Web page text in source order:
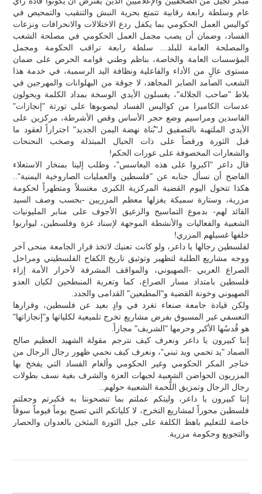
عام وسلطة رابعة رقابية تتمتع بحرية النبش والتنقيب والتمحيص في
كواليس العمل الحكومي بما يكفل ردع الاختلالات والانحرافات ونزعات
الفساد، وضمان أن يصب مجمل العمل الحكومي في مصلحة الشعب
والمصلحة العامة للبلد... سلطة رابعة تراقب الحكومة ومجمل
المؤسسات العامة والخاصة، بناظم وطني قوامه الحرص على ضمان
مستوى عالٍ من الأداء والفاعلية ونظافة اليد الرسمية، في خدمة هذا
الشعب الصامد الصابر المجاهد، لا جوقة من البهلوانات والمهرجين في
بلاط "صاحب الجلالة"، يغسلون الأيدي الوسخة بمداد الكلمة ويحولون
عدسات الكاميرا من كواليس الفساد ليصوبوها على تورتة "إنجازات"
الفاسدين ومراسيم وضع حجر الأساس وقص الأشرطة، مركزين على
الأيدي الملتهبة بالتصفيق لـ"بُناة نهضة اليمن الجديد" اجتراراً لعقود ما
قبل الثورة ورقصاً على ذات الحبال المبتذلة وصخب النحنحات
والشعارات المخصوفة على عورات الحكم!
قال داعر "اكبروا على هذه البعاسس"، وطلب إلينا بمنخار الاستعلاء
الفاضح أن نسأل جنابه عن "فلسطين والعمليات الصاروخية اليمنية"..
هكذا تتحول اليوم القضية المركزية الكبرى مغتسلاً ومتطهراً لحكومة
مزرية، وستارة سميكة يغزلها معظم المزريين -بحسب وصف السيد
القائد لهم- بدموع التماسيح والزعيق الأجوف على منابر المليونيات
الشعبية والفعاليات والأنشطة الموجهة لإسناد غزة وفلسطين، ليواربوا
خلفها غسيلهم المزري!
لفلسطين رجالها يا داعر، ولو كانت تعنيك لاتخذ قرار الجامعة منحى آخر
ووجه مشاريع الطلبة لتظهير وتوثيق تاريخ الكفاح الفلسطيني ومراحل
الصراع العربي -الصهيوني، والمواقف المشرفة لأحرار الأمة إزاء
فلسطين بامتداد مسار الصراع، كما وتعرية المنبطحين لكيان العدو
الصهيوني وخونة القضية و"المطبعين" القدامى والجدد.
ولكن قيادة جامعة صنعاء تغرد في وادٍ بعيد عن فلسطين، وقرارها
التعسفي غير المسبوق بفرض مشاريع تخرج تلميعية لكلياتها و"إنجازاتها"
هو قُدسُها الأكبر وحرمها "الشريف" مجازاً.
إننا كبيرون يا داعر ونعرف كيف نترجم مقولة الشهيد العظيم صالح
الصماد "يد تحمي ويد تبني"، ونعرف كيف نحمي ظهور رجال الرجال من
خناجر المكر الحكومي وغير الحكومي وألغام الفساد التي يفخخ بها
المزريون الحواضن الشعبية لجبهات العزة والشرف بغية نسف بطولات
رجال الرجال وتمزيق اللُّحمة الشعبية حولهم..
إننا كبيرون يا داعر، وليتكم عملتم بما تنصحوننا به فكبرتم وجعلتم
فلسطين محوراً لمشاريع التخرج، لا كلياتكم التي تصبح يوماً فيوماً سوقاً
خاصة للتعليم باهظ الكلفة على جيل الثورة المثخن بالعدوان والحصار
والتجويع وحكومة مزرية.